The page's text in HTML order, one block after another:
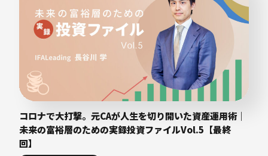
コロナで大打撃。元CAが人生を切り開いた資産運用術｜
未来の富裕層のための実録投資ファイルVol.5【最終
回】